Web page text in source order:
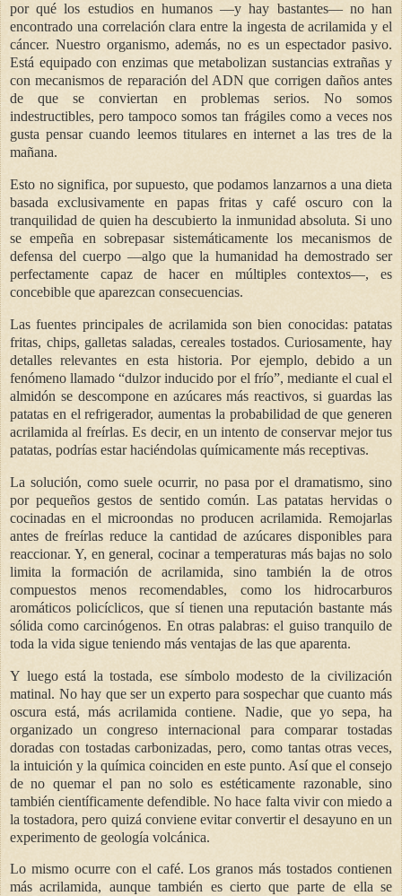
por qué los estudios en humanos —y hay bastantes— no han
encontrado una correlación clara entre la ingesta de acrilamida y el
cáncer. Nuestro organismo, además, no es un espectador pasivo.
Está equipado con enzimas que metabolizan sustancias extrañas y
con mecanismos de reparación del ADN que corrigen daños antes
de que se conviertan en problemas serios. No somos
indestructibles, pero tampoco somos tan frágiles como a veces nos
gusta pensar cuando leemos titulares en internet a las tres de la
mañana.
Esto no significa, por supuesto, que podamos lanzarnos a una dieta
basada exclusivamente en papas fritas y café oscuro con la
tranquilidad de quien ha descubierto la inmunidad absoluta. Si uno
se empeña en sobrepasar sistemáticamente los mecanismos de
defensa del cuerpo —algo que la humanidad ha demostrado ser
perfectamente capaz de hacer en múltiples contextos—, es
concebible que aparezcan consecuencias.
Las fuentes principales de acrilamida son bien conocidas: patatas
fritas, chips, galletas saladas, cereales tostados. Curiosamente, hay
detalles relevantes en esta historia. Por ejemplo,debido a un
fenómeno llamado “dulzor inducido por el frío”, mediante el cual el
almidón se descompone en azúcares más reactivos,si guardas las
patatas en el refrigerador, aumentas la probabilidad de que generen
acrilamida al freírlas. Es decir, en un intento de conservar mejor tus
patatas, podrías estar haciéndolas químicamente más receptivas.
La solución, como suele ocurrir, no pasa por el dramatismo, sino
por pequeños gestos de sentido común. Las patatas hervidas o
cocinadas en el microondas no producen acrilamida. Remojarlas
antes de freírlas reduce la cantidad de azúcares disponibles para
reaccionar. Y, en general, cocinar a temperaturas más bajas no solo
limita la formación de acrilamida, sino también la de otros
compuestos menos recomendables, como los hidrocarburos
aromáticos policíclicos, que sí tienen una reputación bastante más
sólida como carcinógenos. En otras palabras: el guiso tranquilo de
toda la vida sigue teniendo más ventajas de las que aparenta.
Y luego está la tostada, ese símbolo modesto de la civilización
matinal. No hay que ser un experto para sospechar que cuanto más
oscura está, más acrilamida contiene. Nadie, que yo sepa, ha
organizado un congreso internacional para comparar tostadas
doradas con tostadas carbonizadas, pero, como tantas otras veces,
la intuición y la química coinciden en este punto. Así que el consejo
de no quemar el pan no solo es estéticamente razonable, sino
también científicamente defendible. No hace falta vivir con miedo a
la tostadora, pero quizá conviene evitar convertir el desayuno en un
experimento de geología volcánica.
Lo mismo ocurre con el café. Los granos más tostados contienen
más acrilamida, aunque también es cierto que parte de ella se